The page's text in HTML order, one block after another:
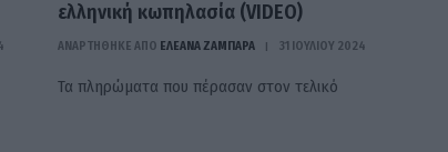
ελληνική κωπηλασία (VIDEO)
ΑΝΑΡΤΗΘΗΚΕ ΑΠΟ ΕΛΕΑΝΑ ΖΑΜΠΑΡΑ 31 ΙΟΥΛΊΟΥ 2024
Τα πληρώματα που πέρασαν στον τελικό